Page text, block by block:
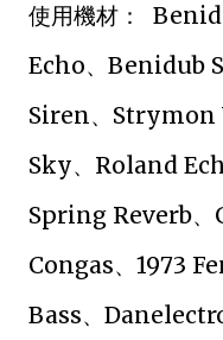
使用機材：
Echo、Benidub
Siren、
Sky、Roland
Spring Reverb
Congas、1973
Bass、